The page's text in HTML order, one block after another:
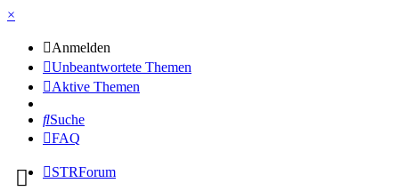
×
Anmelden
Unbeantwortete Themen
Aktive Themen
Suche
FAQ
STRForum